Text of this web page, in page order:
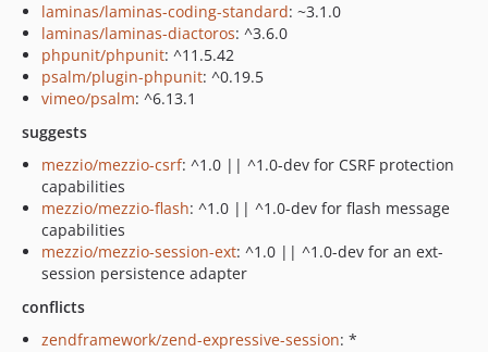
laminas/laminas-coding-standard: ~3.1.0
laminas/laminas-diactoros: ^3.6.0
phpunit/phpunit: ^11.5.42
psalm/plugin-phpunit: ^0.19.5
vimeo/psalm: ^6.13.1
suggests
mezzio/mezzio-csrf: ^1.0 || ^1.0-dev for CSRF protection
capabilities
mezzio/mezzio-flash: ^1.0 || ^1.0-dev for flash message
capabilities
mezzio/mezzio-session-ext: ^1.0 || ^1.0-dev for an ext-
session persistence adapter
conflicts
zendframework/zend-expressive-session: *